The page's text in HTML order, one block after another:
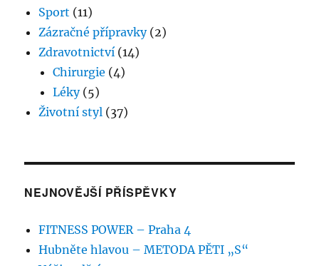
Sport (11)
Zázračné přípravky(2)
Zdravotnictví (14)
Chirurgie (4)
Léky(5)
Životní styl (37)
NEJNOVĚJŠÍ PŘÍSPĚVKY
FITNESS POWER – Praha 4
Hubněte hlavou – METODA PĚTI „S“